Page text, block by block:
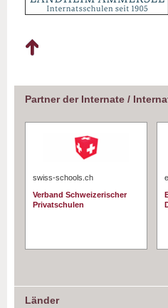
Partner der Internate /
swiss-schools.ch
Verband Schweizerischer
Privatschulen
Länder